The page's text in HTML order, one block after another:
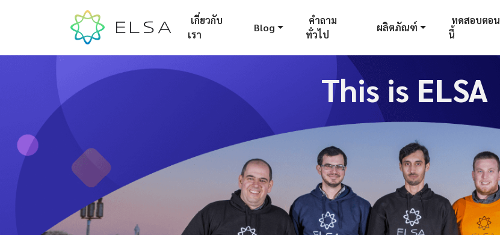
เกี่ยวกับ
เรา
Blog
คำถาม
ทั่วไป
ผลิตภัณฑ์
ทดสอบตอน
นี้
This is ELSA